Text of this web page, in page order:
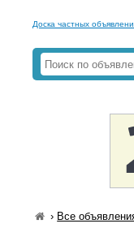
Доска частных
› Все